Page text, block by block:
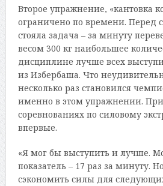
Второе упражнение, «кантовка
ограничено по времени. Перед
стояла задача – за минуту
весом 300 кг наибольшее
дисциплине лучше всех
из Избербаша. Что
несколько раз становился
именно в этом упражнении.
соревнованиях по силовому
впервые.
«Я мог бы выступить и лучше.
показатель – 17 раз за минуту.
сэкономить силы для